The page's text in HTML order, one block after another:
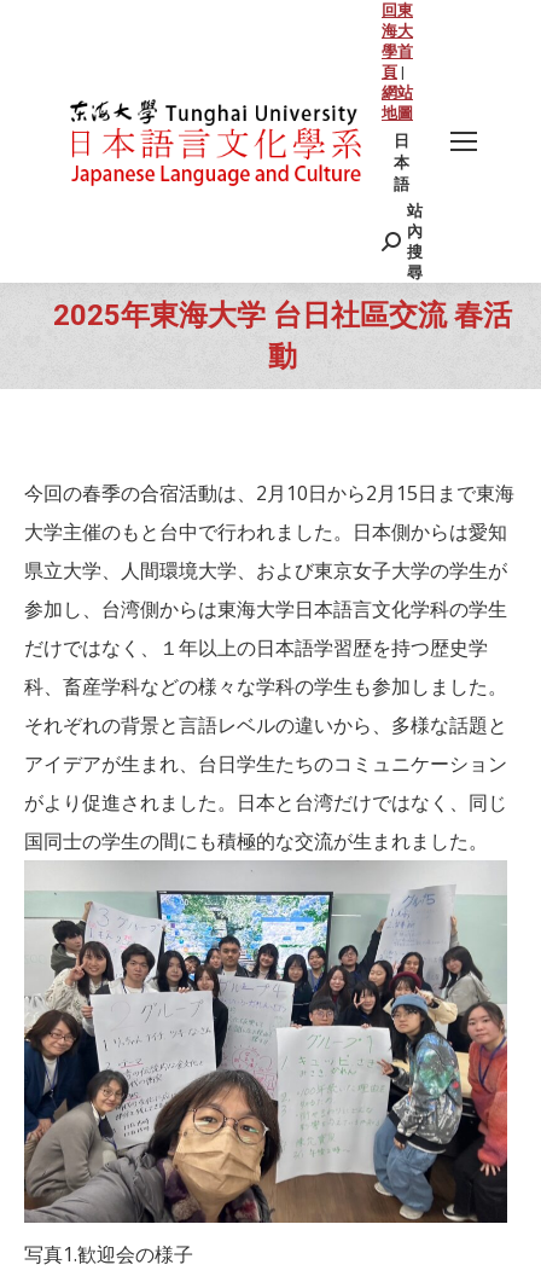
回東
海大
學首
頁 |
網站
地圖
日
本
語
Search:
站
內
搜
尋
2025年東海大学 台日社區交流 春活
動
You are here:
今回の春季の合宿活動は、2月10日から2月15日まで東海
大学主催のもと台中で行われました。日本側からは愛知
県立大学、人間環境大学、および東京女子大学の学生が
参加し、台湾側からは東海大学日本語言文化学科の学生
だけではなく、１年以上の日本語学習歴を持つ歴史学
科、畜産学科などの様々な学科の学生も参加しました。
それぞれの背景と言語レベルの違いから、多様な話題と
アイデアが生まれ、台日学生たちのコミュニケーション
がより促進されました。日本と台湾だけではなく、同じ
国同士の学生の間にも積極的な交流が生まれました。
写真1.歓迎会の様子